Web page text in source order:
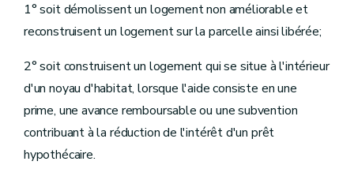
1° soit démolissent un logement non améliorable et
reconstruisent un logement sur la parcelle ainsi libérée;
2° soit construisent un logement qui se situe à l'intérieur
d'un noyau d'habitat, lorsque l'aide consiste en une
prime, une avance remboursable ou une subvention
contribuant à la réduction de l'intérêt d'un prêt
hypothécaire.